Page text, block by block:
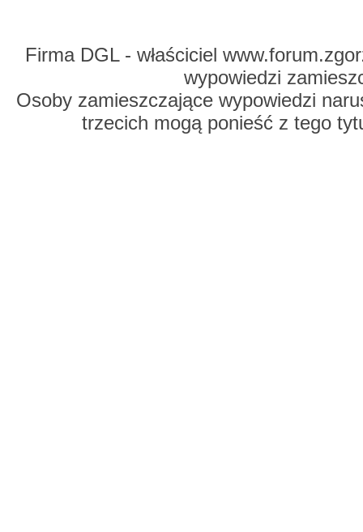
Firma DGL - właściciel
wypowiedzi
Osoby zamieszczające wypowiedzi
trzecich mogą ponieść z tego